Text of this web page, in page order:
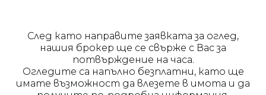
След като направите заявката за оглед,
нашия брокер ще се свърже с Вас за
потвърждение на часа.
Огледите са напълно безплатни, като ще
имате възможност да влезете в имота и да